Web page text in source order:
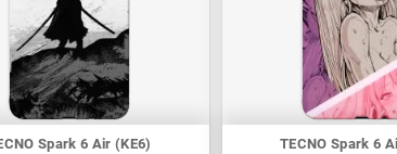
Spark 6 Air (KE6)
TECNO Spark 6